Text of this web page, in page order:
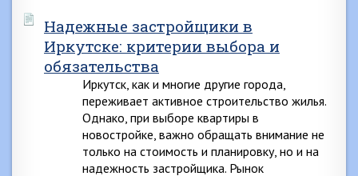
Надежные застройщики в
Иркутске: критерии выбора и
обязательства
Иркутск, как и многие другие города,
переживает активное строительство жилья.
Однако, при выборе квартиры в
новостройке, важно обращать внимание не
только на стоимость и планировку, но и на
надежность застройщика. Рынок